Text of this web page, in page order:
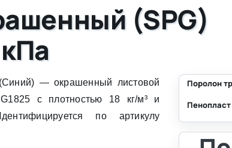
(SPG)
— окрашенный листовой
с плотностью 18 кг/м³ и
по артикулу
Поролон